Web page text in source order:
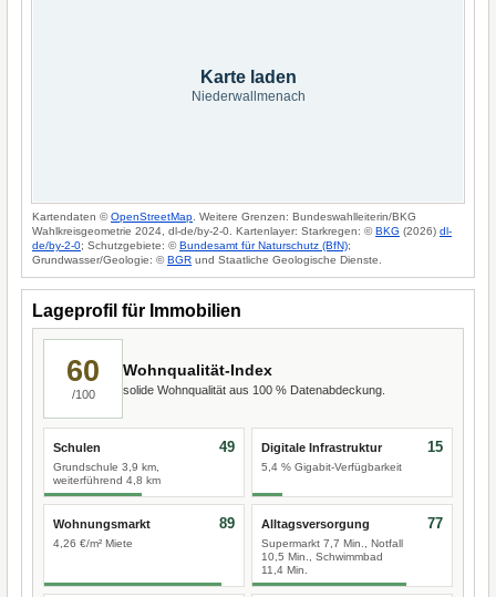
Karte laden
Niederwallmenach
Kartendaten ©OpenStreetMap . Weitere Grenzen: Bundeswahlleiterin/BKG
Wahlkreisgeometrie 2024, dl-de/by-2-0. Kartenlayer: Starkregen: ©BKG (2026) dl-
de/by-2-0; Schutzgebiete: ©Bundesamt für Naturschutz (BfN);
Grundwasser/Geologie: ©BGR und Staatliche Geologische Dienste.
Lageprofil für Immobilien
60
/100
Wohnqualität-Index
solide Wohnqualität aus 100 % Datenabdeckung.
Schulen
Grundschule 3,9 km,
weiterführend 4,8 km
49 Digitale Infrastruktur
5,4 % Gigabit-Verfügbarkeit
15
Wohnungsmarkt
4,26 €/m² Miete
89 Alltagsversorgung
Supermarkt 7,7 Min., Notfall
10,5 Min., Schwimmbad
11,4 Min.
77